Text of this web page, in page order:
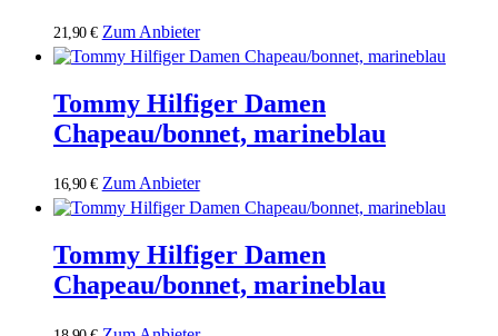
21,90€ Zum Anbieter
Tommy Hilfiger Damen
Chapeau/bonnet, marineblau
16,90€ Zum Anbieter
Tommy Hilfiger Damen
Chapeau/bonnet, marineblau